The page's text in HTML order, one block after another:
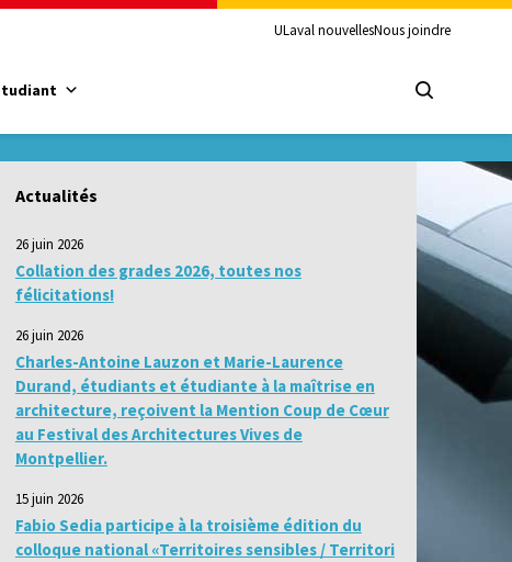
ULaval nouvellesNous joindre
Actualités
26 juin 2026
Collation des grades 2026, toutes nos
félicitations!
26 juin 2026
Charles-Antoine Lauzon et Marie-Laurence
Durand, étudiants et étudiante à la maîtrise en
architecture, reçoivent la Mention Coup de Cœur
au Festival des Architectures Vives de
Montpellier.
15 juin 2026
Fabio Sedia participe à la troisième édition du
colloque national «Territoires sensibles / Territori